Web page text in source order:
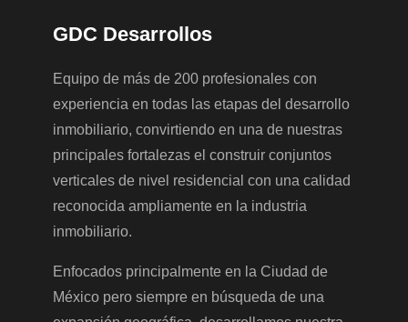
GDC Desarrollos
Equipo de más de 200 profesionales con
experiencia en todas las etapas del desarrollo
inmobiliario, convirtiendo en una de nuestras
principales fortalezas el construir conjuntos
verticales de nivel residencial con una calidad
reconocida ampliamente en la industria
inmobiliario.
Enfocados principalmente en la Ciudad de
México pero siempre en búsqueda de una